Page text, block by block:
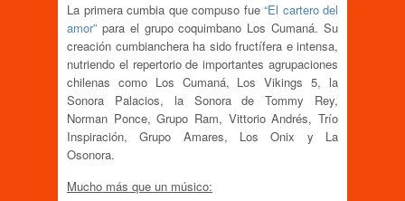
La primera cumbia que compuso fue “El cartero del
amor” para el grupo coquimbano Los Cumaná. Su
creación cumbianchera ha sido fructífera e intensa,
nutriendo el repertorio de importantes agrupaciones
chilenas como Los Cumaná, Los Vikings 5, la
Sonora Palacios, la Sonora de Tommy Rey,
Norman Ponce, Grupo Ram, Vittorio Andrés, Trío
Inspiración, Grupo Amares, Los Onix y La
Osonora.
Mucho más que un músico: